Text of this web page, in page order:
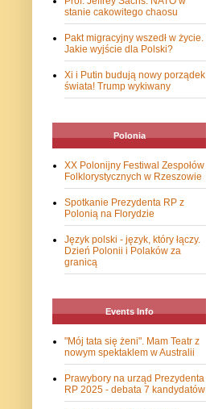
stanie cakowitego chaosu
Pakt migracyjny wszedł w życie.
Jakie wyjście dla Polski?
Xi i Putin budują nowy porządek
świata! Trump wykiwany
Polonia
XX Polonijny Festiwal Zespołów
Folklorystycznych w Rzeszowie
Spotkanie Prezydenta RP z
Polonią na Florydzie
Język polski - język, który łączy.
Dzień Polonii i Polaków za
granicą
Events Info
"Mój tata się żeni". Mam Teatr z
nowym spektaklem w Australii
Prawybory na urząd Prezydenta
RP 2025 - debata 7 kandydatów